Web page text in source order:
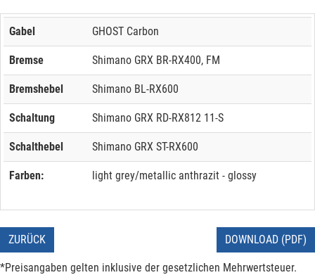
Gabel GHOST Carbon
Bremse Shimano GRX BR-RX400, FM
Bremshebel Shimano BL-RX600
Schaltung Shimano GRX RD-RX812 11-S
Schalthebel Shimano GRX ST-RX600
Farben: light grey/metallic anthrazit - glossy
ZURÜCK DOWNLOAD (PDF)
*Preisangaben gelten inklusive der gesetzlichen Mehrwertsteuer.